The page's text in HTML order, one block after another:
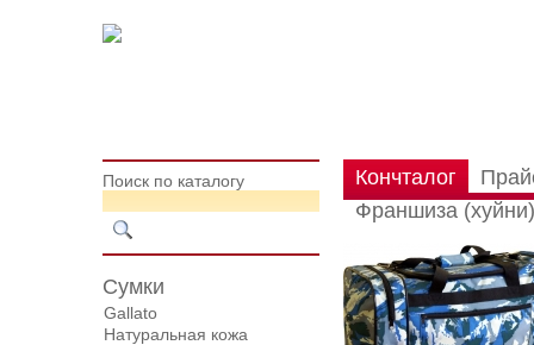
Поиск по каталогу
Сумки
Gallato
Натуральная кожа
Кончталог
Франшиза (хуйни)